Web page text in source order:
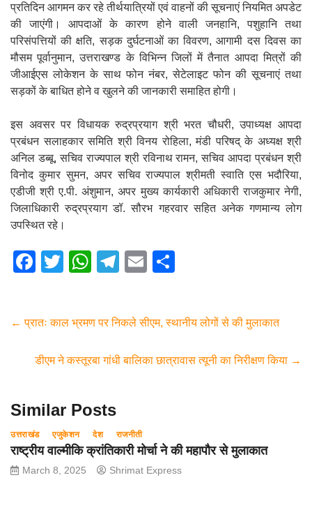
प्रतिदिन आगमन कर रहे तीर्थयात्रियों एवं वाहनों की सूचनाएं नियमित अपडेट
की जाएंगी। आपदाओं के कारण होने वाली जनहानि, पशुहानि तथा
परिसंपत्तियों की क्षति, सड़क दुर्घटनाओं का विवरण, आगामी दस दिवस का
मौसम पूर्वानुमान, उत्तराखण्ड के विभिन्न जिलों में तैनात आपदा मित्रों की
जीआईएस लोकेशन के साथ फोन नंबर, सेटेलाइट फोन की सूचनाएं तथा
सड़कों के बाधित होने व खुलने की जानकारी समाहित होगी।
इस अवसर पर विधायक रुद्रप्रयाग श्री भरत चौधरी, उपाध्यक्ष आपदा
प्रबंधन सलाहकार समिति श्री विनय रोहिला, मंडी परिषद् के अध्यक्ष श्री
अनिल डब्बू, सचिव राज्यपाल श्री रविनाथ रामन, सचिव आपदा प्रबंधन श्री
विनोद कुमार सुमन, अपर सचिव राज्यपाल श्रीमती स्वाति एस भदौरिया,
एडीजी श्री ए.पी. अंशुमान, अपर मुख्य कार्यकारी अधिकारी राजकुमार नेगी,
जिलाधिकारी रुद्रप्रयाग डॉ. सौरभ गहरवार सहित अनेक गणमान्य लोग
उपस्थित रहे।
F
e
b
o
k
T
er
W
s
A
T
gr
a
E
e
← प्रातः काल भ्रमण पर निकले सीएम, स्थानीय लोगों से की मुलाकात
डीएम ने कस्तूरबा गांधी बालिका छात्रावास त्यूनी का निरीक्षण किया →
Similar Posts
उत्तराखंड एजुकेशन देश राजनीती
राष्ट्रीय वाल्मीकि क्रांतिकारी मोर्चा ने की महापौर से मुलाकात
March 8, 2025 Shrimat Express